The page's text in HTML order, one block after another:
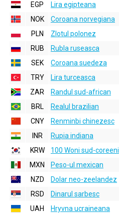
EGP
Lira egipteana
NOK
Coroana norvegiana
PLN
Zlotul polonez
RUB
Rubla ruseasca
SEK
Coroana suedeza
TRY
Lira turceasca
ZAR
Randul sud-african
BRL
Realul brazilian
CNY
Renminbi chinezesc
INR
Rupia indiana
KRW
100 Woni sud-coreeni
MXN
Peso-ul mexican
NZD
Dolar neo-zeelandez
RSD
Dinarul sarbesc
UAH
Hryvna ucraineana